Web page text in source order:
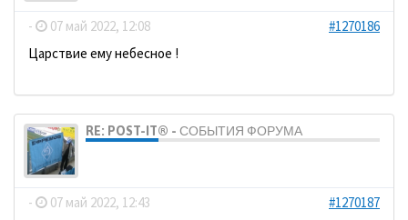
- 07 май 2022, 12:08
#1270186
Царствие ему небесное !
RE: POST-IT® - СОБЫТИЯ ФОРУМА
- 07 май 2022, 12:43 #1270187